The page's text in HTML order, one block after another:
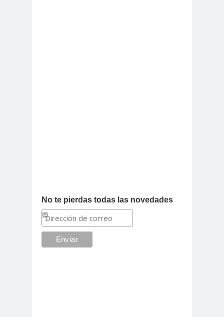
No te pierdas todas las novedades